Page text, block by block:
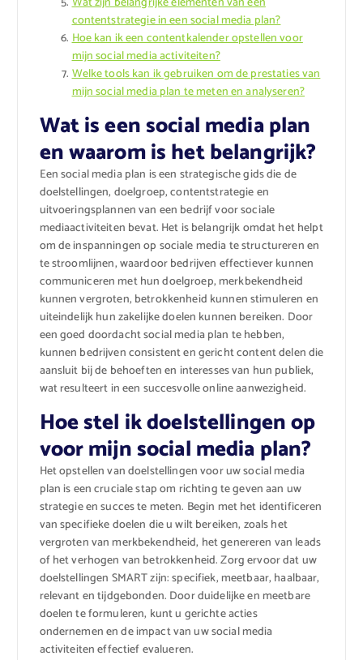
contentstrategie in een social media plan?
Hoe kan ik een contentkalender opstellen voor
mijn social media activiteiten?
Welke tools kan ik gebruiken om de prestaties van
mijn social media plan te meten en analyseren?
Wat is een social media plan
en waarom is het belangrijk?
Een social media plan is een strategische gids die de
doelstellingen, doelgroep, contentstrategie en
uitvoeringsplannen van een bedrijf voor sociale
mediaactiviteiten bevat. Het is belangrijk omdat het helpt
om de inspanningen op sociale media te structureren en
te stroomlijnen, waardoor bedrijven effectiever kunnen
communiceren met hun doelgroep, merkbekendheid
kunnen vergroten, betrokkenheid kunnen stimuleren en
uiteindelijk hun zakelijke doelen kunnen bereiken. Door
een goed doordacht social media plan te hebben,
kunnen bedrijven consistent en gericht content delen die
aansluit bij de behoeften en interesses van hun publiek,
wat resulteert in een succesvolle online aanwezigheid.
Hoe stel ik doelstellingen op
voor mijn social media plan?
Het opstellen van doelstellingen voor uw social media
plan is een cruciale stap om richting te geven aan uw
strategie en succes te meten. Begin met het identificeren
van specifieke doelen die u wilt bereiken, zoals het
vergroten van merkbekendheid, het genereren van leads
of het verhogen van betrokkenheid. Zorg ervoor dat uw
doelstellingen SMART zijn: specifiek, meetbaar, haalbaar,
relevant en tijdgebonden. Door duidelijke en meetbare
doelen te formuleren, kunt u gerichte acties
ondernemen en de impact van uw social media
activiteiten effectief evalueren.